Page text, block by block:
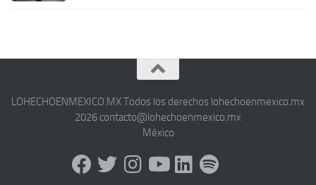
LOHECHOENMEXICO.MX Todos los derechos lohechoenmexico.mx
2026 contacto@lohechoenmexico.mx
México